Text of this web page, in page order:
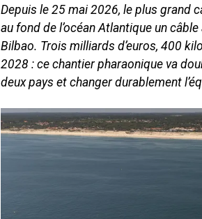
Depuis le 25 mai 2026, le plus grand
au fond de l’océan Atlantique un
Bilbao. Trois milliards d’euros, 400
2028 : ce chantier pharaonique va
deux pays et changer durablement